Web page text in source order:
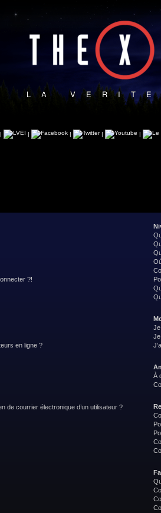
| | | | |
?!
en ligne ?
de courrier électronique d’un utilisateur ?
À